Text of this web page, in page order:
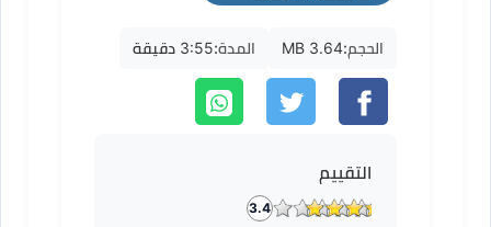
mp3
الحجم:3.64 MB المدة:3:55 دقيقة
التقييم
3.4